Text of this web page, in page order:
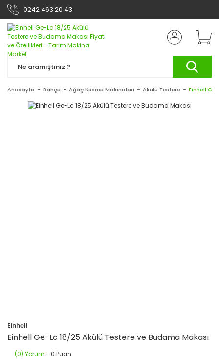
0242 463 20 43
Anasayfa Bahçe Ağaç Kesme Makinaları Akülü Testere Einhell
Einhell
Einhell Ge-Lc 18/25 Akülü Testere ve Budama Makası
(0) Yorum - 0 Puan